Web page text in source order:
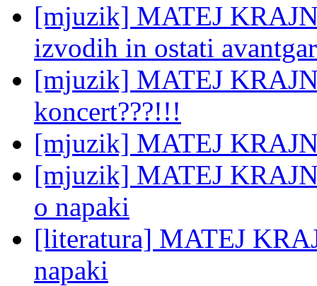
[mjuzik] MATEJ
izvodih in ostati
[mjuzik] MATEJ
koncert???!!!
[mjuzik] MATEJ
[mjuzik] MATEJ
o napaki
[literatura] MATEJ
napaki